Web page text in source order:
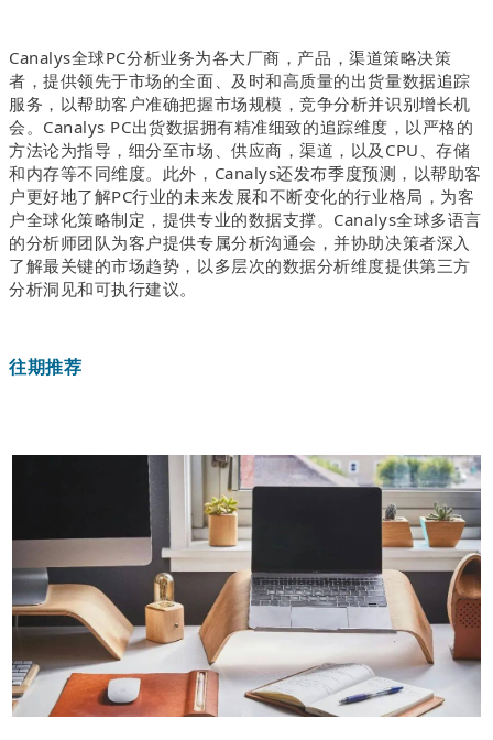
Canalys全球PC分析业务为各大厂商，产品，渠道策略决策
者，提供领先于市场的全面、及时和高质量的出货量数据追踪
服务，以帮助客户准确把握市场规模，竞争分析并识别增长机
会。Canalys PC出货数据拥有精准细致的追踪维度，以严格的
方法论为指导，细分至市场、供应商，渠道，以及CPU、存储
和内存等不同维度。此外，Canalys还发布季度预测，以帮助客
户更好地了解PC行业的未来发展和不断变化的行业格局，为客
户全球化策略制定，提供专业的数据支撑。Canalys全球多语言
的分析师团队为客户提供专属分析沟通会，并协助决策者深入
了解最关键的市场趋势，以多层次的数据分析维度提供第三方
分析洞见和可执行建议。
往期推荐